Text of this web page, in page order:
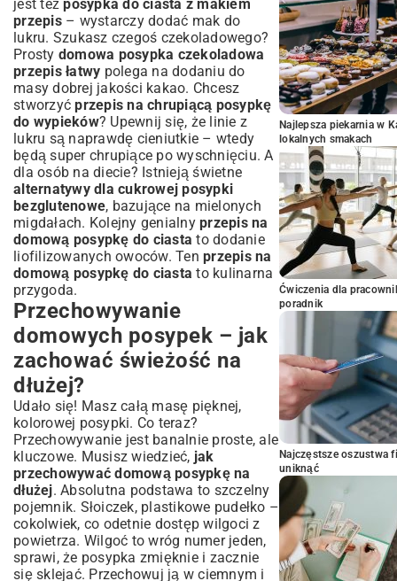
jest teżposypka do ciasta z makiem
przepis– wystarczy dodać mak do
lukru. Szukasz czegoś czekoladowego?
Prosty domowa posypka czekoladowa
przepis łatwy polega na dodaniu do
masy dobrej jakości kakao. Chcesz
stworzyćprzepis na chrupiącą posypkę
do wypieków? Upewnij się, że linie z
lukru są naprawdę cieniutkie – wtedy
będą super chrupiące po wyschnięciu. A
dla osób na diecie? Istnieją świetne
alternatywy dla cukrowej posypki
bezglutenowe, bazujące na mielonych
migdałach. Kolejny genialny przepis na
domową posypkę do ciasta to dodanie
liofilizowanych owoców. Ten przepis na
domową posypkę do ciasta to kulinarna
przygoda.
Przechowywanie
domowych posypek – jak
zachować świeżość na
dłużej?
Udało się! Masz całą masę pięknej,
kolorowej posypki. Co teraz?
Przechowywanie jest banalnie proste, ale
kluczowe. Musisz wiedzieć, jak
przechowywać domową posypkę na
dłużej. Absolutna podstawa to szczelny
pojemnik. Słoiczek, plastikowe pudełko –
cokolwiek, co odetnie dostęp wilgoci z
powietrza. Wilgoć to wróg numer jeden,
sprawi, że posypka zmięknie i zacznie
się sklejać. Przechowuj ją w ciemnym i
Najlepsza piekarnia w
lokalnych smakach
Ćwiczenia dla
poradnik
Najczęstsze oszustwa
uniknąć